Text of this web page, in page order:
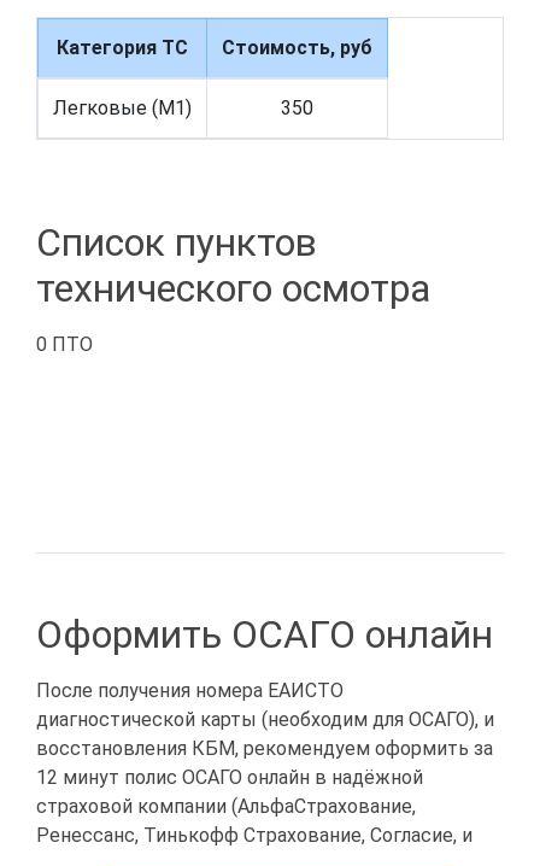
Категория ТС Стоимость, руб
Легковые (M1) 350
Список пунктов
технического осмотра
0 ПТО
Оформить ОСАГО онлайн
После получения номера ЕАИСТО
диагностической карты (необходим для ОСАГО), и
восстановления КБМ, рекомендуем оформить за
12 минут полис ОСАГО онлайн в надёжной
страховой компании (АльфаСтрахование,
Ренессанс, Тинькофф Страхование, Согласие, и